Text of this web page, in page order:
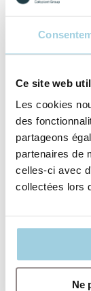
Ce site web
Les cookies
des
partageons
partenaires de
celles-ci avec
collectées lors
Ne
Partager
Nos